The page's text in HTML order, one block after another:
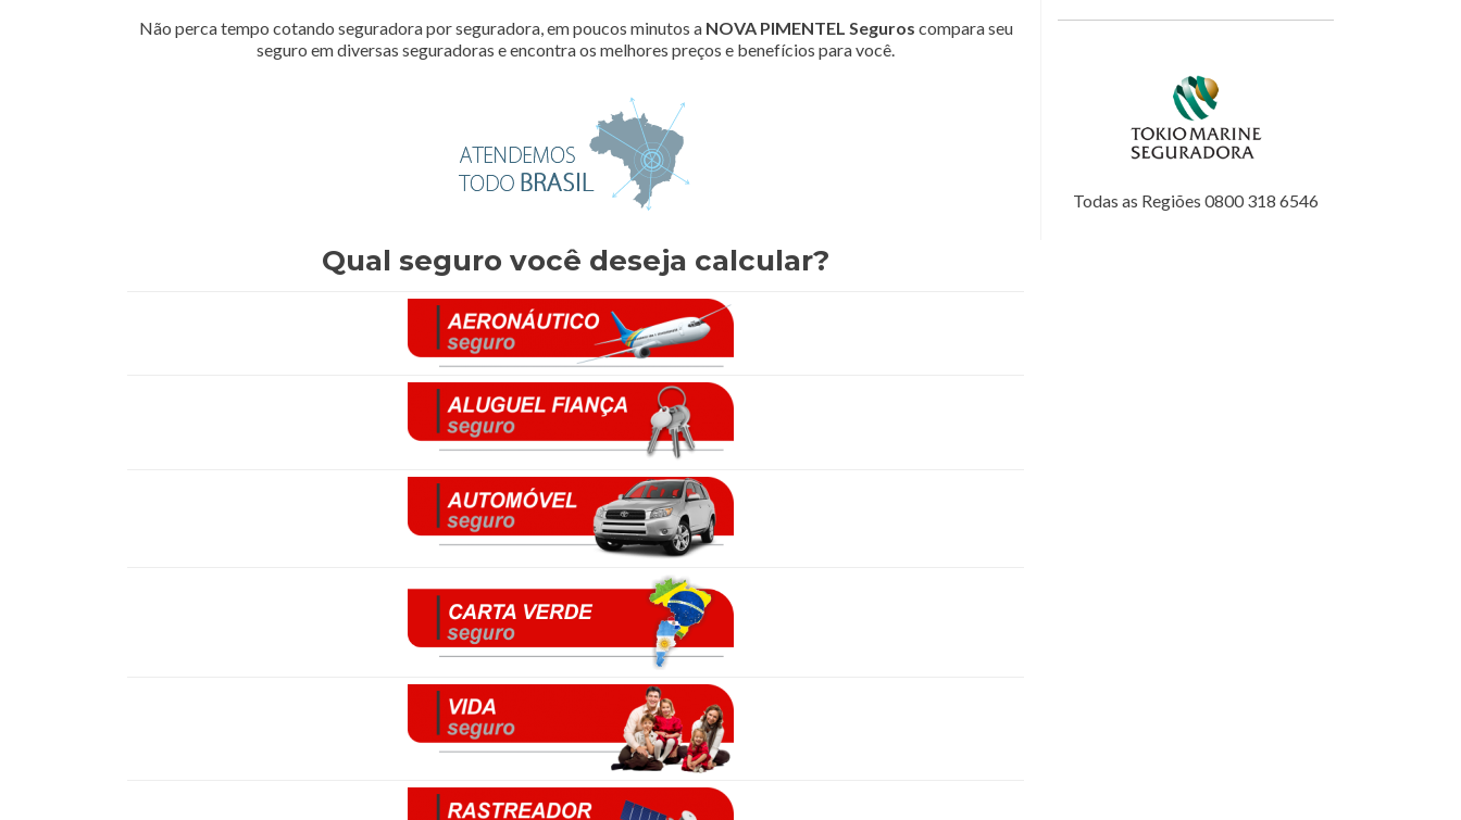
Não perca tempo cotando seguradora por seguradora, em poucos minutos a NOVA PIMENTEL Seguros compara seu
seguro em diversas seguradoras e encontra os melhores preços e benefícios para você.
Qual seguro você deseja calcular?
Todas as Regiões 0800 318 6546